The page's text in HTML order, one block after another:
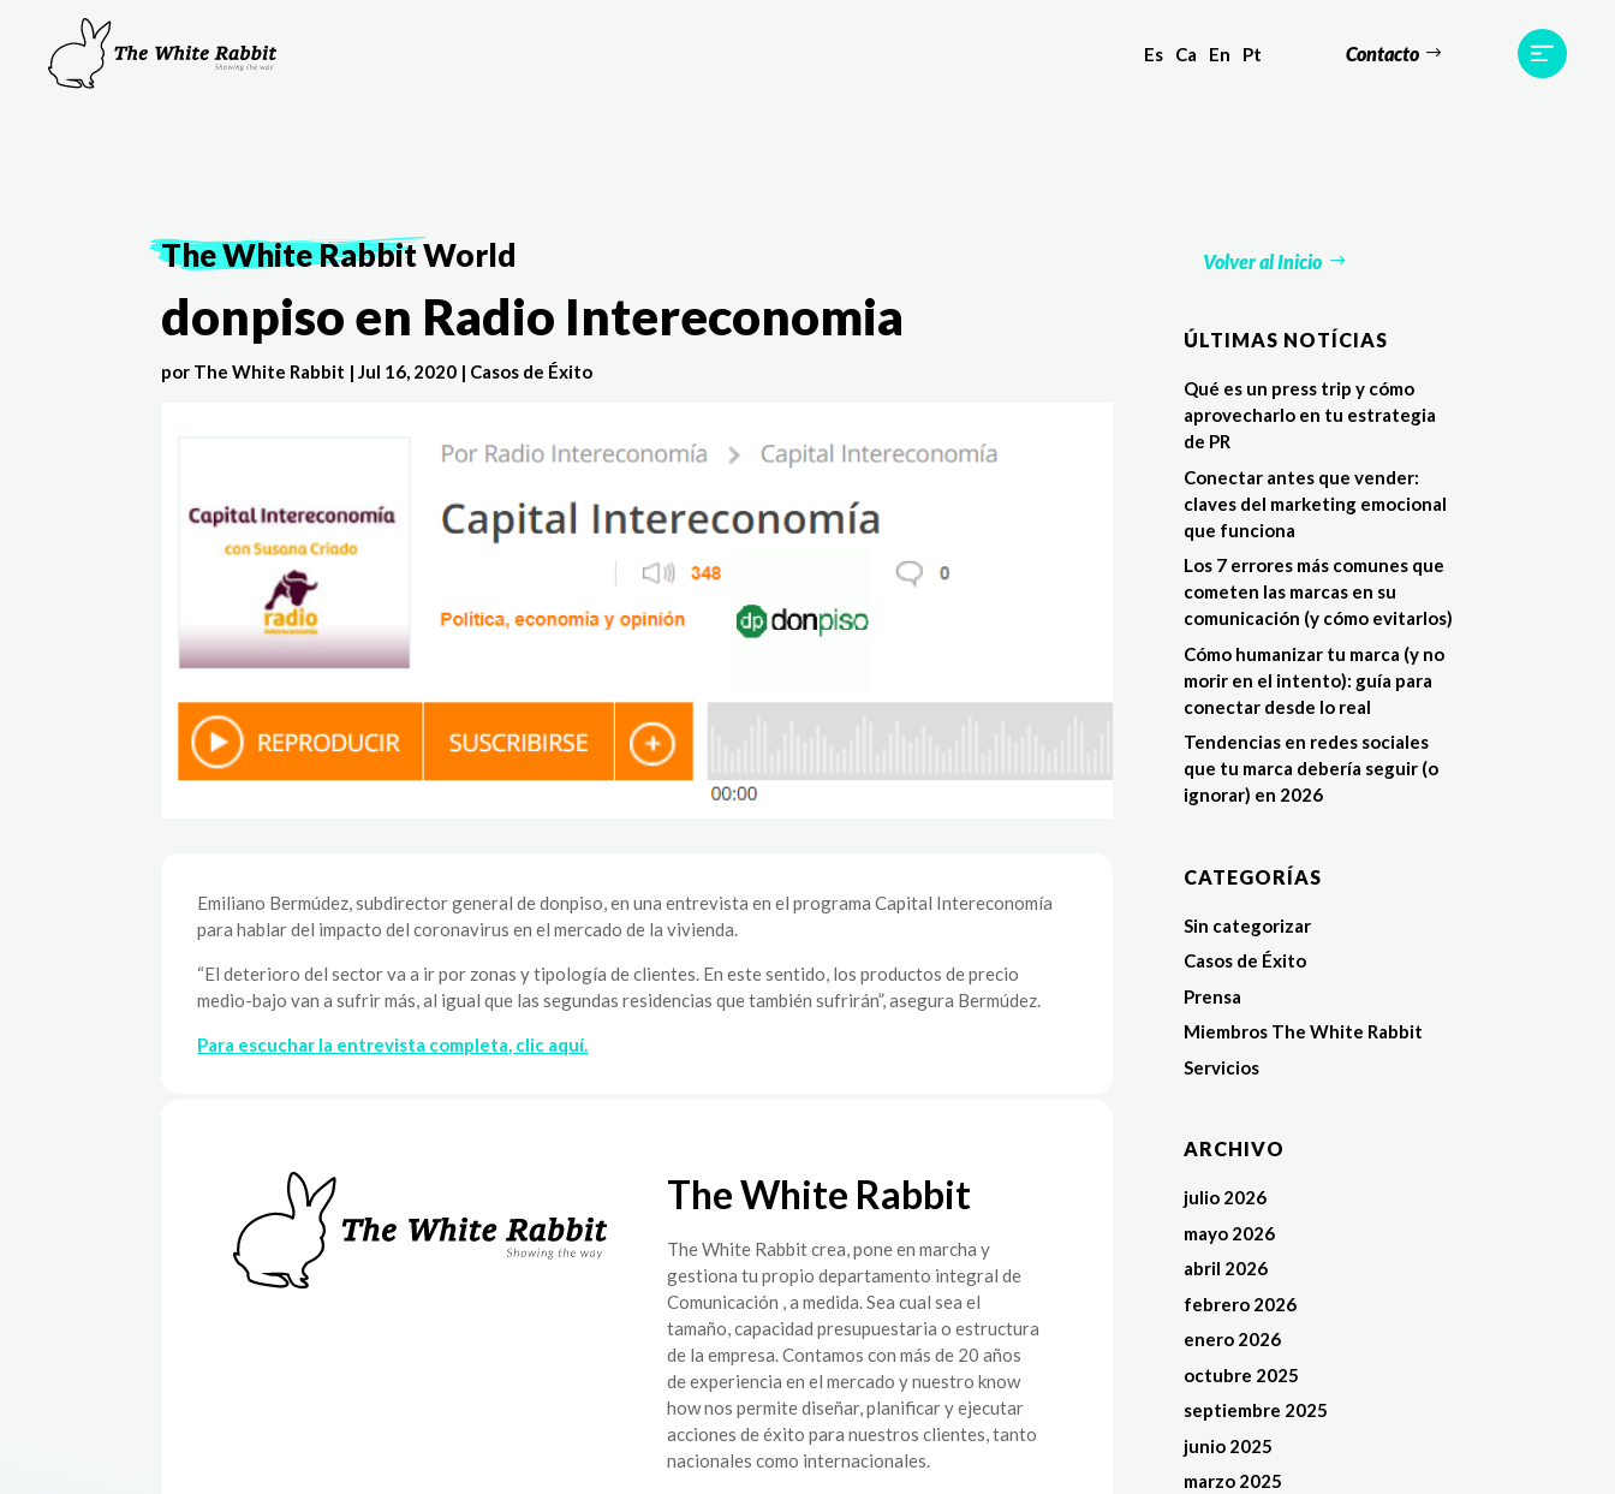
Es Ca En Pt Contacto
The White RabbitWorld Volver al Inicio
donpiso en Radio Intereconomia
por The White Rabbit |Jul 16, 2020 | Casos de Éxito
Emiliano Bermúdez, subdirector general de donpiso, en una entrevista en el programa Capital Intereconomía
para hablar del impacto del coronavirus en el mercado de la vivienda.
“El deterioro del sector va a ir por zonas y tipología de clientes. En este sentido, los productos de precio
medio-bajo van a sufrir más, al igual que las segundas residencias que también sufrirán”, asegura Bermúdez.
Para escuchar la entrevista completa, clic aquí.
The White Rabbit
The White Rabbit crea, pone en marcha y
gestiona tu propio departamento integral de
Comunicación , a medida. Sea cual sea el
tamaño, capacidad presupuestaria o estructura
de la empresa. Contamos con más de 20 años
de experiencia en el mercado y nuestro know
how nos permite diseñar, planificar y ejecutar
acciones de éxito para nuestros clientes, tanto
nacionales como internacionales.
ÚLTIMAS NOTÍCIAS
Qué es un press trip y cómo
aprovecharlo en tu estrategia
de PR
Conectar antes que vender:
claves del marketing emocional
que funciona
Los 7 errores más comunes que
cometen las marcas en su
comunicación (y cómo evitarlos)
Cómo humanizar tu marca (y no
morir en el intento): guía para
conectar desde lo real
Tendencias en redes sociales
que tu marca debería seguir (o
ignorar) en 2026
CATEGORÍAS
Sin categorizar
Casos de Éxito
Prensa
Miembros The White Rabbit
Servicios
ARCHIVO
julio 2026
mayo 2026
abril 2026
febrero 2026
enero 2026
octubre 2025
septiembre 2025
junio 2025
marzo 2025